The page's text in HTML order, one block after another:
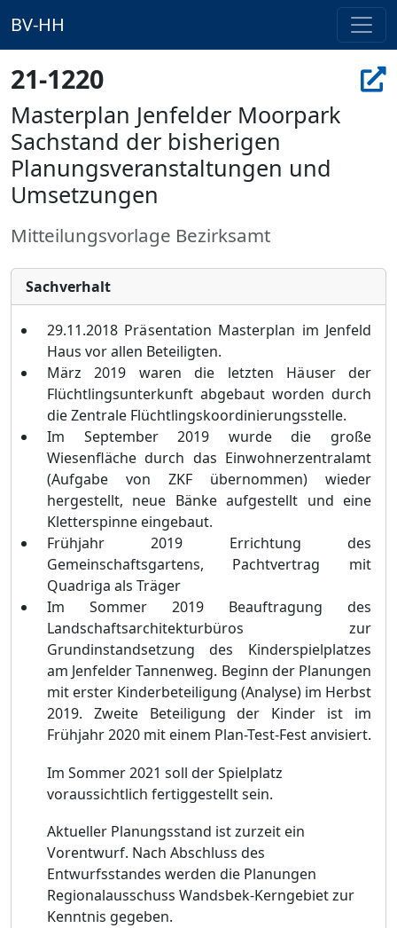
BV-HH
21-1220
Masterplan Jenfelder Moorpark
Sachstand der bisherigen
Planungsveranstaltungen und
Umsetzungen
Mitteilungsvorlage Bezirksamt
Sachverhalt
29.11.2018 Präsentation Masterplan im Jenfeld
Haus vor allen Beteiligten.
März 2019 waren die letzten Häuser der
Flüchtlingsunterkunft abgebaut worden durch
die Zentrale Flüchtlingskoordinierungsstelle.
Im September 2019 wurde die große
Wiesenfläche durch das Einwohnerzentralamt
(Aufgabe von ZKF übernommen) wieder
hergestellt, neue Bänke aufgestellt und eine
Kletterspinne eingebaut.
Frühjahr 2019 Errichtung des
Gemeinschaftsgartens, Pachtvertrag mit
Quadriga als Träger
Im Sommer 2019 Beauftragung des
Landschaftsarchitekturbüros zur
Grundinstandsetzung des Kinderspielplatzes
am Jenfelder Tannenweg. Beginn der Planungen
mit erster Kinderbeteiligung (Analyse) im Herbst
2019. Zweite Beteiligung der Kinder ist im
Frühjahr 2020 mit einem Plan-Test-Fest anvisiert.
Im Sommer 2021 soll der Spielplatz
voraussichtlich fertiggestellt sein.
Aktueller Planungsstand ist zurzeit ein
Vorentwurf. Nach Abschluss des
Entwurfsstandes werden die Planungen
Regionalausschuss Wandsbek-Kerngebiet zur
Kenntnis gegeben.